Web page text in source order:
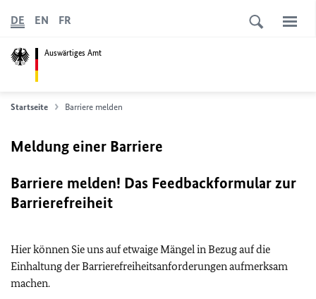
Auswärtiges Amt
DE EN FR
Startseite Barriere melden
Meldung einer Barriere
Barriere melden! Das Feedbackformular zur
Barrierefreiheit
Hier können Sie uns auf etwaige Mängel in Bezug auf die
Einhaltung der Barrierefreiheitsanforderungen aufmerksam
machen.